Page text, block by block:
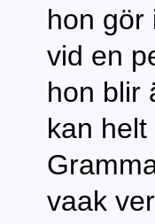
hon gör
vid en
hon blir
kan
vaak